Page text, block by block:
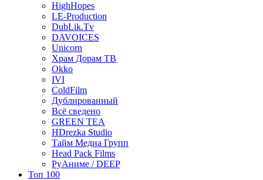
HighHopes
LE-Production
DubLik.Tv
DAVOICES
Unicorn
Храм Дорам ТВ
Okko
IVI
ColdFilm
Дублированный
Всё сведено
GREEN TEA
HDrezka Studio
Тайм Медиа Групп
Head Pack Films
РуАниме / DEEP
Топ 100